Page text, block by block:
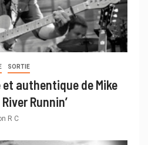
SORTIE
authentique de Mike
Runnin’
R C